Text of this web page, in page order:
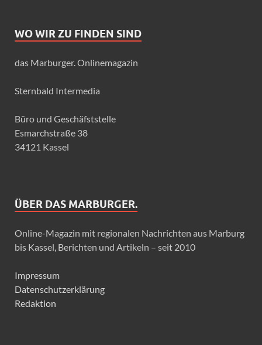
WO WIR ZU FINDEN SIND
das Marburger. Onlinemagazin
Sternbald Intermedia
Büro und Geschäfststelle
Esmarchstraße 38
34121 Kassel
ÜBER DAS MARBURGER.
Online-Magazin mit regionalen Nachrichten aus Marburg
bis Kassel, Berichten und Artikeln – seit 2010
Impressum
Datenschutzerklärung
Redaktion